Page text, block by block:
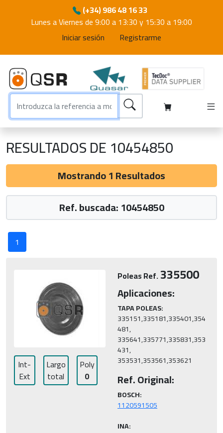
(+34) 986 48 16 33
Lunes a Viernes de 9:00 a 13:30 y 15:30 a 19:00
Iniciar sesión
Registrarme
RESULTADOS DE 10454850
Mostrando 1 Resultados
Ref. buscada: 10454850
1
Int-
Ext
Largo
total
Poly
0
Poleas Ref.335500
Aplicaciones:
TAPA POLEAS:
335151,335181,335401,354
481,
335641,335771,335831,353
431,
353531,353561,353621
Ref. Original:
BOSCH:
INA: